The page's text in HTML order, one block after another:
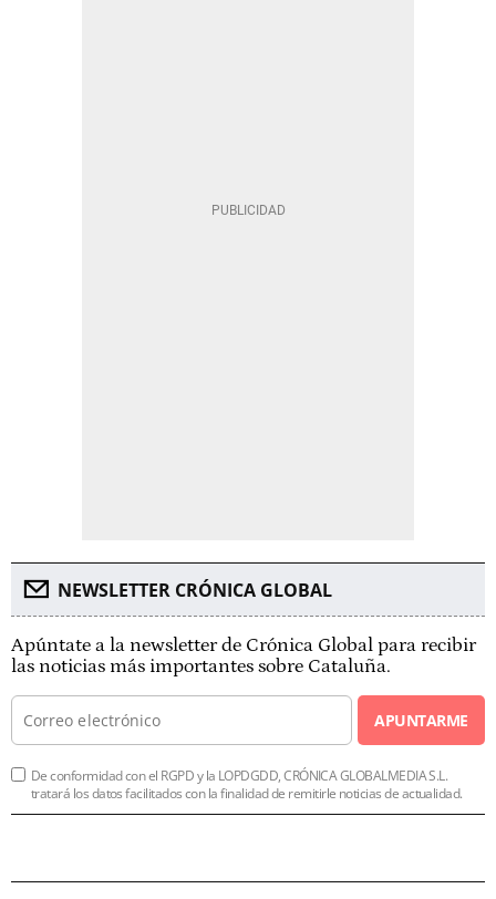
NEWSLETTER CRÓNICA GLOBAL
Apúntate a la newsletter de Crónica Global para recibir
las noticias más importantes sobre Cataluña.
APUNTARME
De conformidad con el RGPD y la LOPDGDD, CRÓNICA GLOBALMEDIA S.L.
tratará los datos facilitados con la finalidad de remitirle noticias de actualidad.